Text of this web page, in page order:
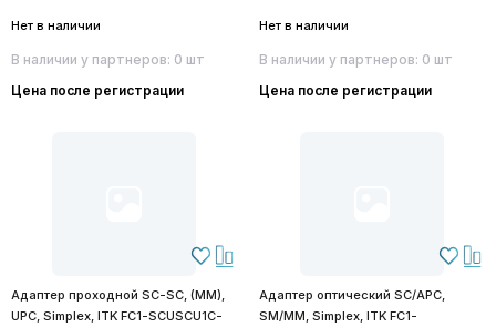
Нет в наличии
В наличии у партнеров: 0 шт
Цена после регистрации
Нет в наличии
В наличии у партнеров: 0 шт
Цена после регистрации
Адаптер проходной SC-SC, (MM),
UPC, Simplex, ITK FC1-SCUSCU1C-
Адаптер оптический SC/APC,
SM/MM, Simplex, ITK FC1-